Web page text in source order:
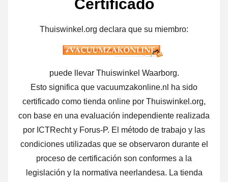
Certificado
Thuiswinkel.org declara que su miembro:
puede llevar Thuiswinkel Waarborg.
Esto significa que vacuumzakonline.nl ha sido
certificado como tienda online por Thuiswinkel.org,
con base en una evaluación independiente realizada
por ICTRecht y Forus-P. El método de trabajo y las
condiciones utilizadas que se observaron durante el
proceso de certificación son conformes a la
legislación y la normativa neerlandesa. La tienda